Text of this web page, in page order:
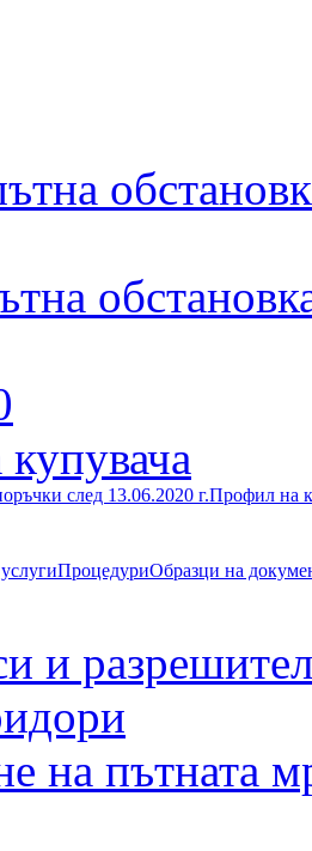
след 13.06.2020 г.Профил на
ПроцедуриОбразци на
и
на пътната